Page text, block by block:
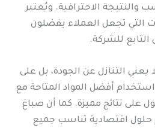
والنتيجة الاحترافية. ويُعتبر
التي تجعل العملاء يفضلون
للشركة.
التنازل عن الجودة، بل على
أفضل المواد المتاحة مع
على نتائج مميزة. كما أن صباغ
اقتصادية تناسب جميع